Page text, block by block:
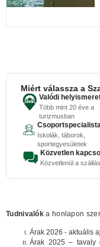
Miért válassza a
Valódi
Több mint 20 éve a
turizmusban
Iskolák, táborok,
sportegyesületek
Közvetlen
Közvetlenül a
Tudnivalók a honlapon
Árak 2026 - aktuális
Árak 2025 – tavaly